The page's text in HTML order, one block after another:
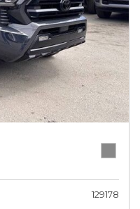
129178